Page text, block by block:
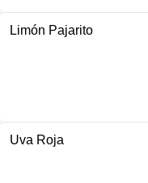
Limón Pajarito
Uva Roja